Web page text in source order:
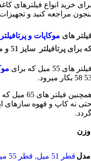
خرید انواع فیلترهای
مراجعه کنید و
های موکاپات و پرتافیلتر
برای پرتافیلتر سایز 51 و موکاپات های دو نفره بکار میرود.
های 55 میل که برای
بکار میرود.
فیلتر های 65 میل که برای
نه کاپ و قهوه سازهای
وزن
مدل قطر 51 میل , قطر 55 میل